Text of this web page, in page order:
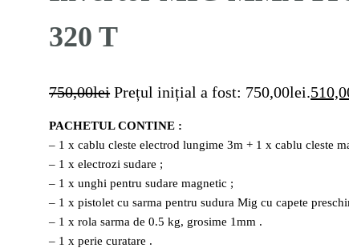
320 T
750,00lei Prețul inițial a fost: 750,00lei.
PACHETUL CONTINE :
– 1 x cablu cleste electrod lungime 3m + 1 x cablu cleste
– 1 x electrozi sudare ;
– 1 x unghi pentru sudare magnetic ;
– 1 x pistolet cu sarma pentru sudura Mig cu capete
– 1 x rola sarma de 0.5 kg, grosime 1mm .
– 1 x perie curatare .